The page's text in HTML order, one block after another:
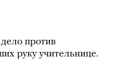
против
руку учительнице.